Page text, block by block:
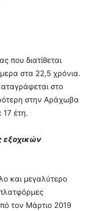
που διατίθεται
στα 22,5 χρόνια.
στο
στην Αράχωβα
17 έτη.
εξοχικών
και μεγαλύτερο
τον Μάρτιο 2019